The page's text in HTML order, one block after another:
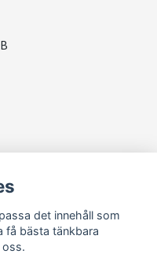
det innehåll som
få bästa tänkbara
oss.